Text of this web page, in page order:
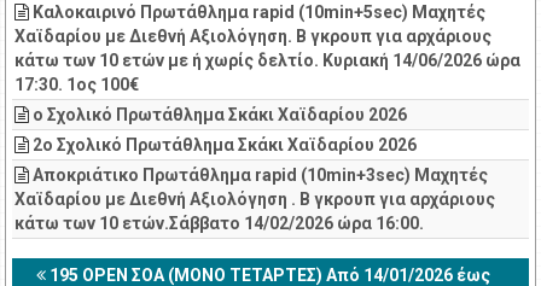
Καλοκαιρινό Πρωτάθλημα rapid (10min+5sec) Μαχητές
Χαϊδαρίου με Διεθνή Αξιολόγηση. Β γκρουπ για αρχάριους
κάτω των 10 ετών με ή χωρίς δελτίο. Κυριακή 14/06/2026 ώρα
17:30. 1ος 100€
ο Σχολικό Πρωτάθλημα Σκάκι Χαϊδαρίου 2026
2ο Σχολικό Πρωτάθλημα Σκάκι Χαϊδαρίου 2026
Αποκριάτικο Πρωτάθλημα rapid (10min+3sec) Μαχητές
Χαϊδαρίου με Διεθνή Αξιολόγηση . Β γκρουπ για αρχάριους
κάτω των 10 ετών.Σάββατο 14/02/2026 ώρα 16:00.
195 OPEN ΣΟΑ (ΜΟΝΟ ΤΕΤΑΡΤΕΣ) Από 14/01/2026 έως